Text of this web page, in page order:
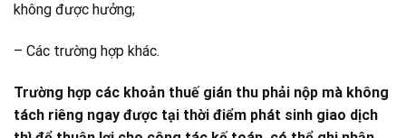
không được hưởng;
– Các trường hợp khác.
Trường hợp các khoản thuế gián thu phải nộp mà không
tách riêng ngay được tại thời điểm phát sinh giao dịch